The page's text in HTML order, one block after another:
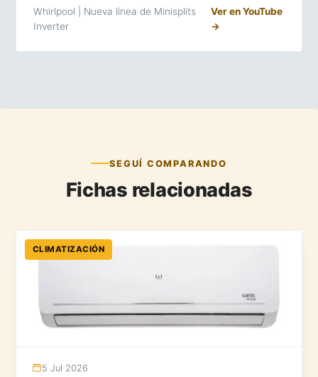
Whirlpool | Nueva línea de Minisplits
Inverter
Ver en YouTube
→
SEGUÍ COMPARANDO
Fichas relacionadas
CLIMATIZACIÓN
5 Jul 2026